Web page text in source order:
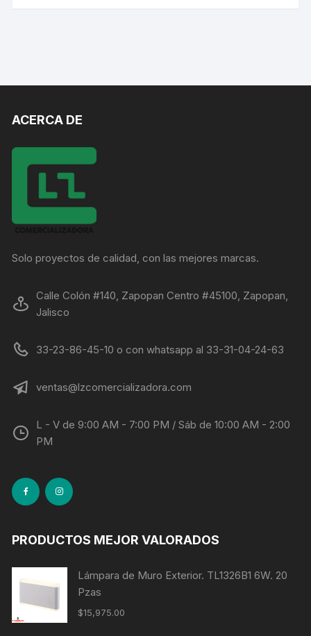
ACERCA DE
Solo proyectos de calidad, con las mejores marcas.
Calle Colón #140, Zapopan Centro #45100, Zapopan,
Jalisco
33-23-86-45-10 o con whatsapp al 33-31-04-24-63
ventas@lzcomercializadora.com
L - V de 9:00 AM - 7:00 PM / Sáb de 10:00 AM - 2:00
PM
PRODUCTOS MEJOR VALORADOS
Lámpara de Muro Exterior. TL1326B1 6W. 20
Pzas
$15,975.00